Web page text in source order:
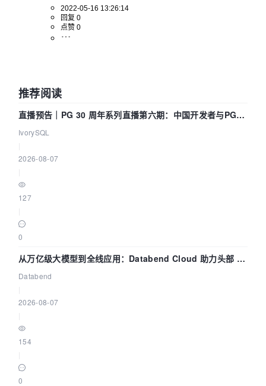
2022-05-16 13:26:14
回复 0
点赞 0
推荐阅读
直播预告｜PG 30 周年系列直播第六期：中国开发者与PG内
核——我们改得动吗？我们贡献了什么？
IvorySQL
2026-08-07
127
0
从万亿级大模型到全线应用：Databend Cloud 助力头部 AI
企业构建全链路 Trace 数据管道
Databend
2026-08-07
154
0